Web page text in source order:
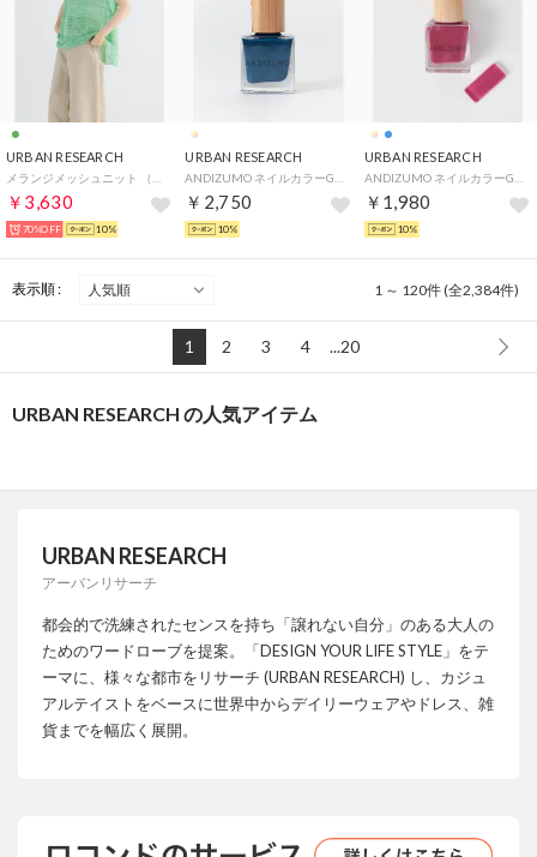
URBAN RESEARCH
￥3,630
70%OFF 10%
URBAN RESEARCH
￥2,750
10%
URBAN RESEARCH
￥1,980
10%
表示順 : 1 ～ 120件 (全2,384件)
1 2 3 4 ...20
URBAN RESEARCH の人気アイテム
URBAN RESEARCH
アーバンリサーチ
都会的で洗練されたセンスを持ち「譲れない自分」のある大人の
ためのワードローブを提案。「DESIGN YOUR LIFE STYLE」をテ
ーマに、様々な都市をリサーチ (URBAN RESEARCH) し、カジュ
アルテイストをベースに世界中からデイリーウェアやドレス、雑
貨までを幅広く展開。